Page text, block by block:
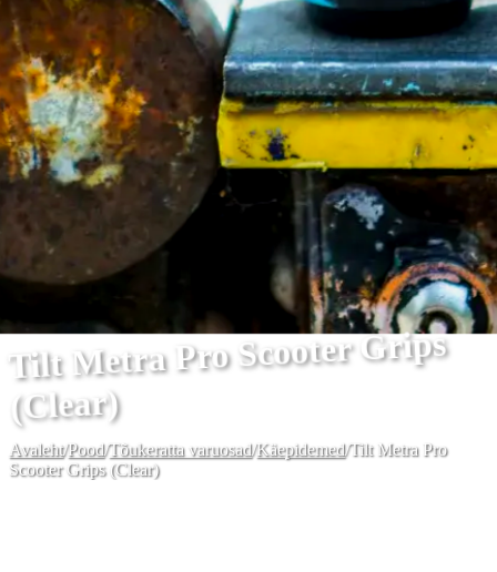
Tilt Metra Pro Scooter Grips
(Clear)
Avaleht/Pood/Tõukeratta varuosad/Käepidemed/Tilt Metra Pro
Scooter Grips (Clear)